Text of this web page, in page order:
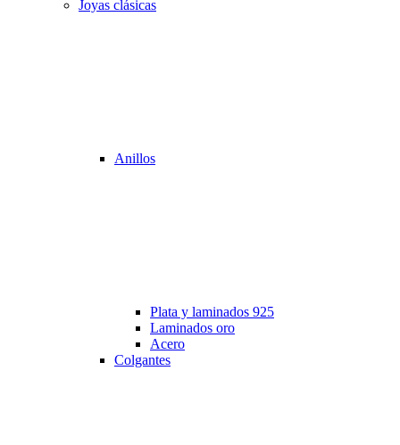
Joyas clásicas
Anillos
Plata y laminados 925
Laminados oro
Acero
Colgantes